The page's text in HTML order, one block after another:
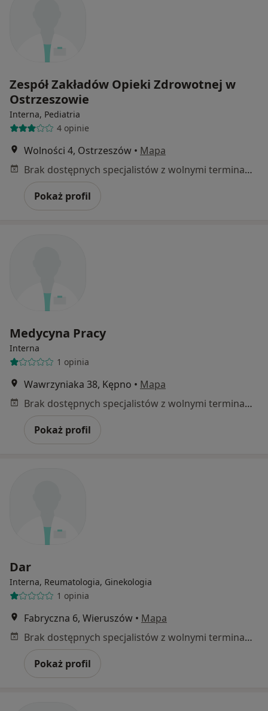
Zespół Zakładów Opieki Zdrowotnej w
Ostrzeszowie
Interna, Pediatria
4 opinie
Wolności 4, Ostrzeszów • Mapa
Brak dostępnych specjalistów z wolnymi terminami w tym centrum medycznym.
Pokaż profil
Medycyna Pracy
Interna
1 opinia
Wawrzyniaka 38, Kępno • Mapa
Brak dostępnych specjalistów z wolnymi terminami w tym centrum medycznym.
Pokaż profil
Dar
Interna, Reumatologia, Ginekologia
1 opinia
Fabryczna 6, Wieruszów • Mapa
Brak dostępnych specjalistów z wolnymi terminami w tym centrum medycznym.
Pokaż profil